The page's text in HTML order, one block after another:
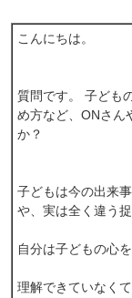
こんにちは。
質問です。 子ども
め方など、ONさん
か？
子どもは今の出来
や、実は全く違う
自分は子どもの心
理解できていなく